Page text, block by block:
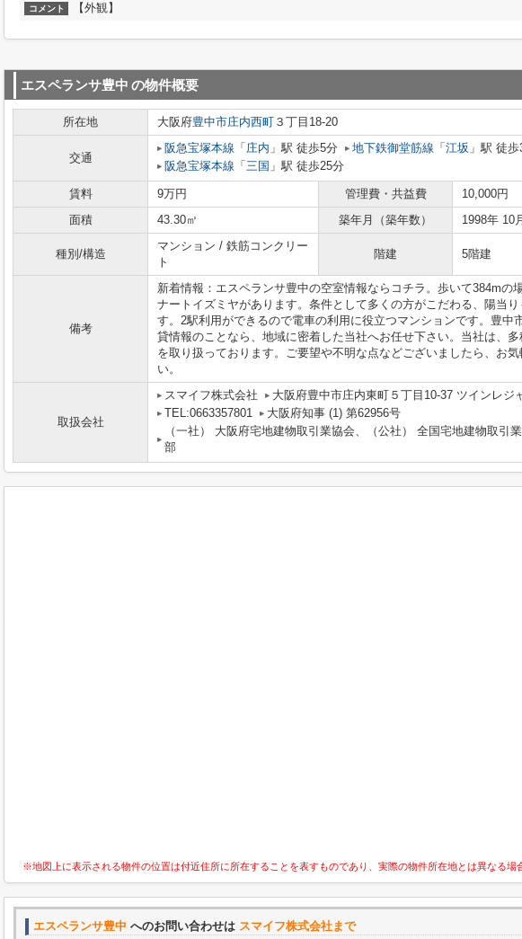
コメント 【外観】
エスペランサ豊中 の物件概要
所在地 大阪府豊中市庄内西町 ３丁目18-20
交通
阪急宝塚本線 「 庄内 」駅 徒歩5分 地下鉄御堂筋線 「 江坂 」駅 徒歩
阪急宝塚本線 「 三国 」駅 徒歩25分
賃料 9万円 管理費・共益費
10,000円
面積
43.30㎡ 築年月（築年数） 1998年 10
種別/構造
マンション / 鉄筋コンクリー
ト
階建 5階建
備考
新着情報：エスペランサ豊中の空室情報ならコチラ。歩いて384mの
ナートイズミヤがあります。条件として多くの方がこだわる、陽当
す。2駅利用ができるので電車の利用に役立つマンションです。豊中
貸情報のことなら、地域に密着した当社へお任せ下さい。当社は、
を取り扱っております。ご要望や不明な点などございましたら、お気
い。
取扱会社
スマイフ株式会社
大阪府豊中市庄内東町５丁目10-37 ツインレジ
TEL:0663357801
大阪府知事 (1) 第62956号
（一社） 大阪府宅地建物取引業協会、（公社） 全国宅地建物取引
部
※地図上に表示される物件の位置は付近住所に所在することを表すものであり、実際の物件所在地とは異なる場
エスペランサ豊中 へのお問い合わせは スマイフ株式会社まで